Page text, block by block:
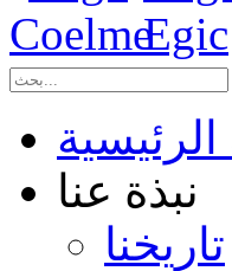
نبذة عنا
تاريخنا